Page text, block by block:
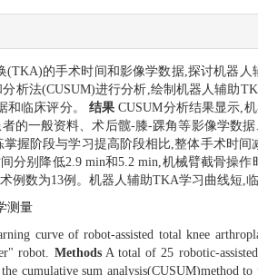
(TKA)的手术时间和影像学数据,探讨机器
析法(CUSUM)进行分析,绘制机器人辅助
和临床评分。 结果 CUSUM分析结果显示,
的一般资料、术后髋-膝-踝角等影像学数
掌握阶段与学习提高阶段相比,整体手术时
别降低2.9 min和5.2 min,机械臂截骨操作
数为13例。机器人辅助TKA学习曲线短,临
测量
curve of robot-assisted total knee
robot. MethodsA total of 25 robotic-
cumulative sum analysis(CUSUM)method